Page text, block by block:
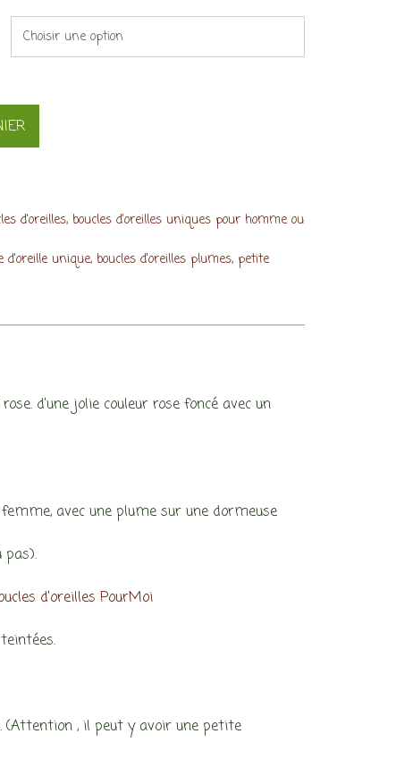
d'oreilles, boucles d'oreilles uniques pour homme ou
d'oreille unique, boucles d'oreilles plumes, petite
d’une jolie couleur rose foncé avec un
avec une plume sur une dormeuse
pas).
d’oreilles PourMoi
(Attention , il peut y avoir une petite